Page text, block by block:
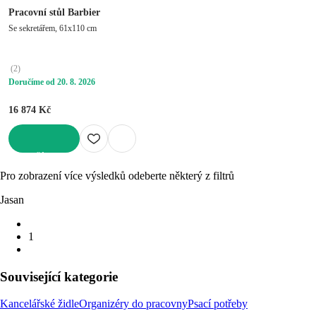
Pracovní stůl Barbier
Se sekretářem, 61x110 cm
(2)
Doručíme od 20. 8. 2026
16 874 Kč
Pro zobrazení více výsledků odeberte některý z filtrů
Jasan
1
Související kategorie
Kancelářské židleOrganizéry do pracovnyPsací potřeby